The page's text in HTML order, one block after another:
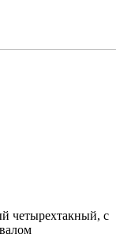
четырехтакный, с